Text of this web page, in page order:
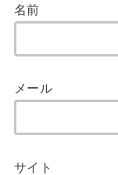
名前
メール
サイト